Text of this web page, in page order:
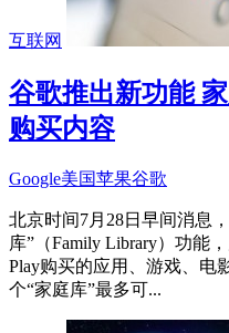
互联网
谷歌推出新功能
购买内容
Google美国苹果谷歌
北京时间7月28日早间消息
库”（Family Library）功能
Play购买的应用、游戏、电
个“家庭库”最多可...